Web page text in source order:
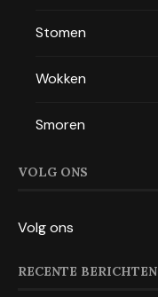
Stomen
Wokken
Smoren
VOLG ONS
Volg ons
RECENTE BERICHTEN